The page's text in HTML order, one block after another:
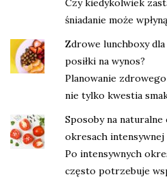
Czy kiedykolwiek
śniadanie może
Zdrowe lunchboxy
posiłki na wynos?
Planowanie
nie tylko kwestia
Sposoby na
okresach intensywnej
Po intensywnych
często potrzebuje